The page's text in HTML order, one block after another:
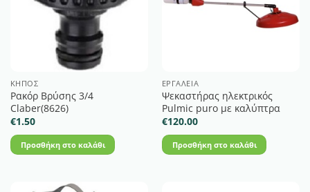
ΚΉΠΟΣ
Ρακόρ Βρύσης 3/4
Claber(8626)
€1.50
Προσθήκη στο καλάθι
ΕΡΓΑΛΕΊΑ
Ψεκαστήρας ηλεκτρικός
Pulmic puro με καλύπτρα
€120.00
Προσθήκη στο καλάθι